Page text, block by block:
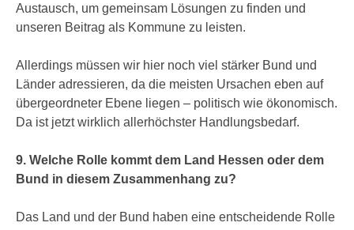
Austausch, um gemeinsam Lösungen zu finden und
unseren Beitrag als Kommune zu leisten.
Allerdings müssen wir hier noch viel stärker Bund und
Länder adressieren, da die meisten Ursachen eben auf
übergeordneter Ebene liegen – politisch wie ökonomisch.
Da ist jetzt wirklich allerhöchster Handlungsbedarf.
9. Welche Rolle kommt dem Land Hessen oder dem
Bund in diesem Zusammenhang zu?
Das Land und der Bund haben eine entscheidende Rolle